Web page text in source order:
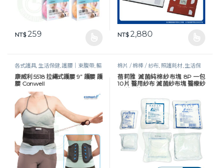
NT$259 NT$2,880
各式護具, 生活保健,護腰｜束腹帶,軀
幹護具
康威利 5518 拉繩式護腰 9” 護腰 護
腰 Conwell
棉片 / 棉棒 / 紗布 照護耗材 生活保
健
蓓莉雅 滅菌純棉紗布塊 8P 一包
10片 醫用紗布 滅菌紗布塊 醫療紗